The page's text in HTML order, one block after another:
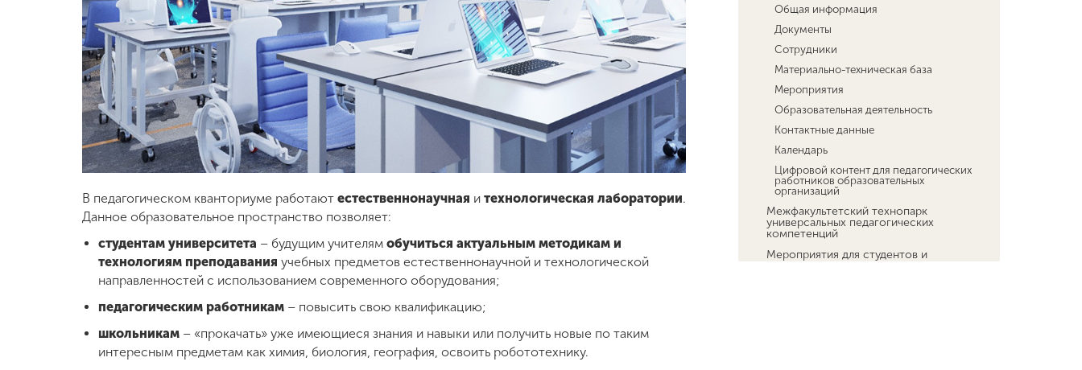
Сведения об
образовательной
организации
Приемная
комиссия
+7 (831) 262-26-20
В педагогическом кванториуме работают естественнонаучная и технологическая лаборатории.
Данное образовательное пространство позволяет:
студентам университета – будущим учителям обучиться актуальным методикам и
технологиям преподавания учебных предметов естественнонаучной и технологической
направленностей с использованием современного оборудования;
педагогическим работникам – повысить свою квалификацию;
школьникам – «прокачать» уже имеющиеся знания и навыки или получить новые по таким
интересным предметам как химия, биология, география, освоить робототехнику.
Общая информация
Документы
Сотрудники
Материально-техническая база
Мероприятия
Образовательная деятельность
Контактные данные
Календарь
Цифровой контент для педагогических
работников образовательных
организаций
Межфакультетский технопарк
универсальных педагогических
компетенций
Мероприятия для студентов и